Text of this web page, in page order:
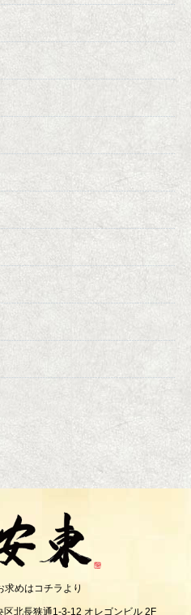
求めはコチラより
北長狭通1-3-12 オレゴンビル 2F